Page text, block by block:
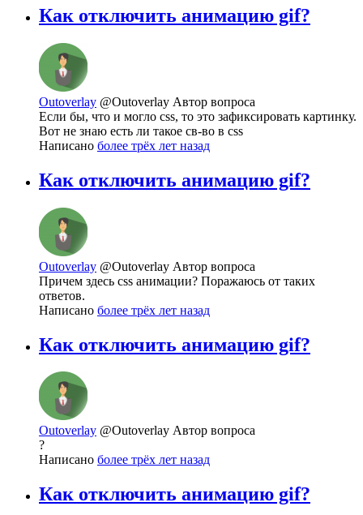
Как отключить анимацию gif?
Outoverlay @Outoverlay Автор вопроса
Если бы, что и могло css, то это зафиксировать картинку.
Вот не знаю есть ли такое св-во в css
Написано более трёх лет назад
Как отключить анимацию gif?
Outoverlay @Outoverlay Автор вопроса
Причем здесь css анимации? Поражаюсь от таких
ответов.
Написано более трёх лет назад
Как отключить анимацию gif?
Outoverlay @Outoverlay Автор вопроса
?
Написано более трёх лет назад
Как отключить анимацию gif?